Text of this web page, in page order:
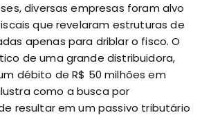
diversas empresas foram alvo
que revelaram estruturas de
apenas para driblar o fisco. O
de uma grande distribuidora,
débito de R$ 50 milhões em
como a busca por
resultar em um passivo tributário